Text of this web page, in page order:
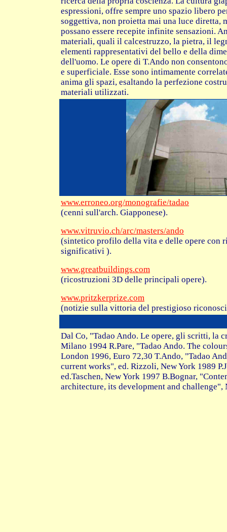
espressioni, offre sempre uno spazio libero
soggettiva, non proietta mai una luce diretta,
possano essere recepite infinite sensazioni.
materiali, quali il calcestruzzo, la pietra, il
elementi rappresentativi del bello e della
dell'uomo. Le opere di T.Ando non
e superficiale. Esse sono intimamente
anima gli spazi, esaltando la perfezione
materiali utilizzati.
www.erroneo.org/monografie/tadao
(cenni sull'arch. Giapponese).
www.vitruvio.ch/arc/masters/ando
(sintetico profilo della vita e delle opere con
significativi ).
www.greatbuildings.com
(ricostruzioni 3D delle principali opere).
www.pritzkerprize.com
(notizie sulla vittoria del prestigioso
Dal Co, "Tadao Ando. Le opere, gli scritti, la
Milano 1994 R.Pare, "Tadao Ando. The
London 1996, Euro 72,30 T.Ando, "Tadao
current works", ed. Rizzoli, New York 1989
ed.Taschen, New York 1997 B.Bognar,
architecture, its development and challenge",